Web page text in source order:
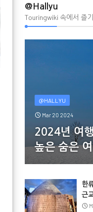
Oct 31 2022

@Hallyu
Touringwiki 속에서 즐
@HALLYU
Mar 20 2024
2024년 여
높은 숨은
한
근